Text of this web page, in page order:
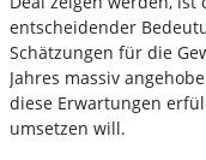
entscheidender
Schätzungen für die
Jahres massiv
diese Erwartungen
umsetzen will.